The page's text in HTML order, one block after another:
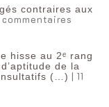
contraires aux
commentaires
hisse au 2ᵉ rang
de la
(…) | 11